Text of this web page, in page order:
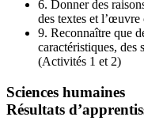
6. Donner des
des textes et
9. Reconnaître que
caractéristiques, des
(Activités 1 et 2)
Sciences humaines
Résultats